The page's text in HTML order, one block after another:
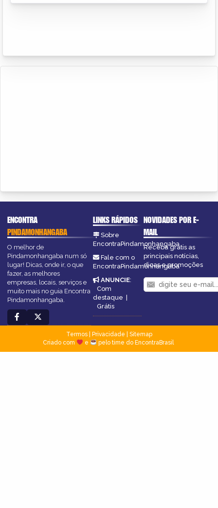
ENCONTRA
PINDAMONHANGABA
O melhor de
Pindamonhangaba num só
lugar! Dicas, onde ir, o que
fazer, as melhores
empresas, locais, serviços e
muito mais no guia Encontra
Pindamonhangaba.
LINKS RÁPIDOS
Sobre
EncontraPindamonhangaba
Fale com o
EncontraPindamonhangaba
ANUNCIE:
Com
destaque |
Grátis
NOVIDADES POR E-
MAIL
Receba grátis as
principais notícias,
dicas e promoções
Termos| Privacidade
Sitemap
Criado com
e pelo time do EncontraBrasil